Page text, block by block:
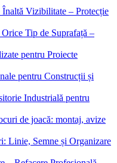
Vizibilitate – Protecție
Tip de Suprafață –
pentru Proiecte
pentru Construcții și
Industrială pentru
de joacă: montaj, avize
Linie, Semne și Organizare